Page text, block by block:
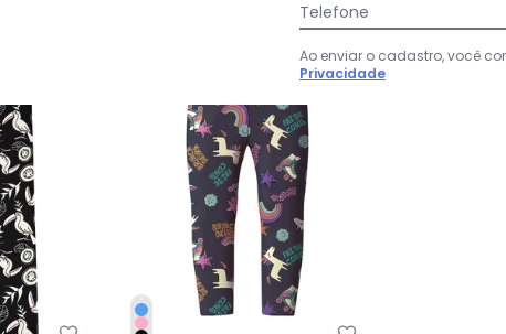
Telefone
Ao enviar o cadastro, você
Privacidade